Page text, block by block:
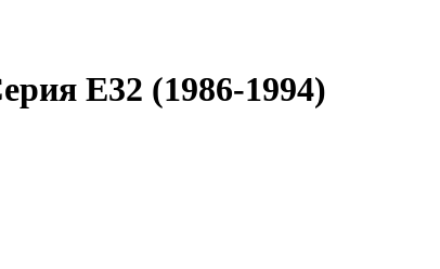
E32 (1986-1994)